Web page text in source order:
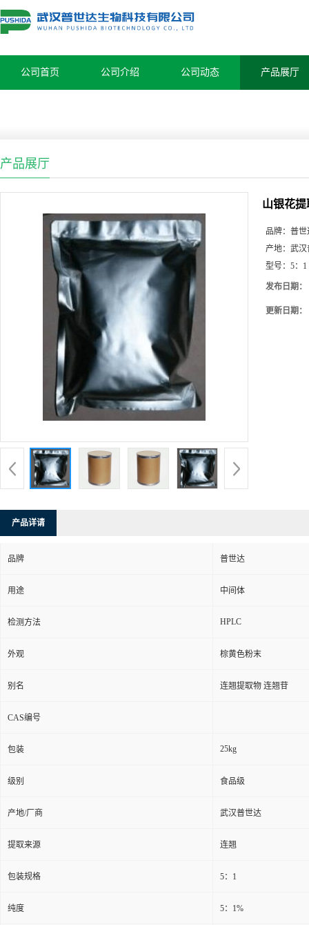
公司首页 公司介绍 公司动态 产品展厅
产品展厅
山银花
品牌： 普世
产地： 武汉
型号： 5：1
发布日期：
更新日期：
产品详请
品牌 普世达
用途 中间体
检测方法 HPLC
外观 棕黄色粉末
别名 连翘提取物 连翘苷
CAS编号
包装 25kg
级别 食品级
产地/厂商 武汉普世达
提取来源 连翘
包装规格 5：1
纯度 5：1%